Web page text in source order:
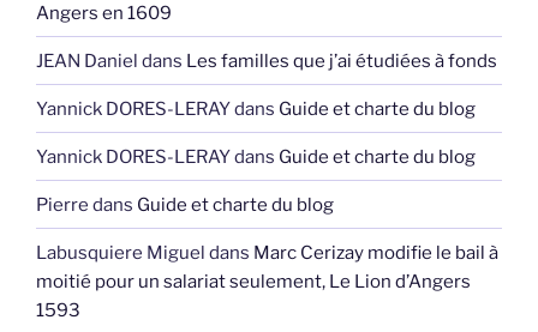
Angers en 1609
JEAN Daniel dans Les familles que j’ai étudiées à fonds
Yannick DORES-LERAYdans Guide et charte du blog
Yannick DORES-LERAYdans Guide et charte du blog
Pierre dans Guide et charte du blog
Labusquiere Miguel dans Marc Cerizay modifie le bail à
moitié pour un salariat seulement, Le Lion d’Angers
1593